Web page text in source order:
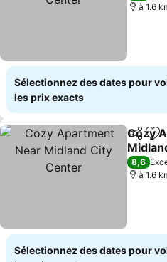
à 1.6
Sélectionnez des dates pour
les prix exacts
Cozy
8,6
à 1.6
Sélectionnez des dates pour